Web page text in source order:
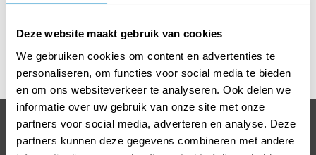
Deze website maakt gebruik van cookies
We gebruiken cookies om content en advertenties te
personaliseren, om functies voor social media te bieden
en om ons websiteverkeer te analyseren. Ook delen we
informatie over uw gebruik van onze site met onze
partners voor social media, adverteren en analyse. Deze
partners kunnen deze gegevens combineren met andere
Rvs geborsteld
BEL 0318 763 900